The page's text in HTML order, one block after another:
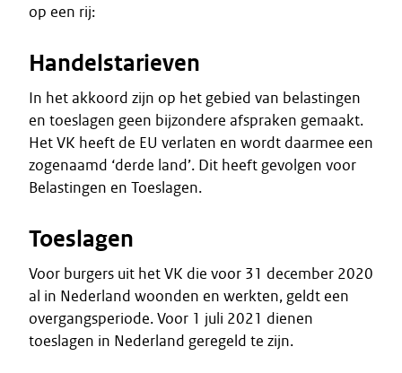
op een rij:
Handelstarieven
In het akkoord zijn op het gebied van belastingen
en toeslagen geen bijzondere afspraken gemaakt.
Het VK heeft de EU verlaten en wordt daarmee een
zogenaamd ‘derde land’. Dit heeft gevolgen voor
Belastingen en Toeslagen.
Toeslagen
Voor burgers uit het VK die voor 31 december 2020
al in Nederland woonden en werkten, geldt een
overgangsperiode. Voor 1 juli 2021 dienen
toeslagen in Nederland geregeld te zijn.